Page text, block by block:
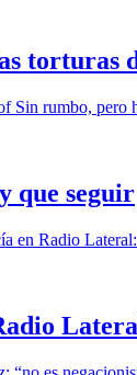
que seguir